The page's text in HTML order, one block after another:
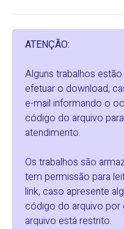
ATENÇÃO:
Alguns trabalhos
efetuar o download,
e-mail informando o
código do arquivo
atendimento.
Os trabalhos são
tem permissão para
link, caso apresente
código do arquivo por
arquivo está restrito.